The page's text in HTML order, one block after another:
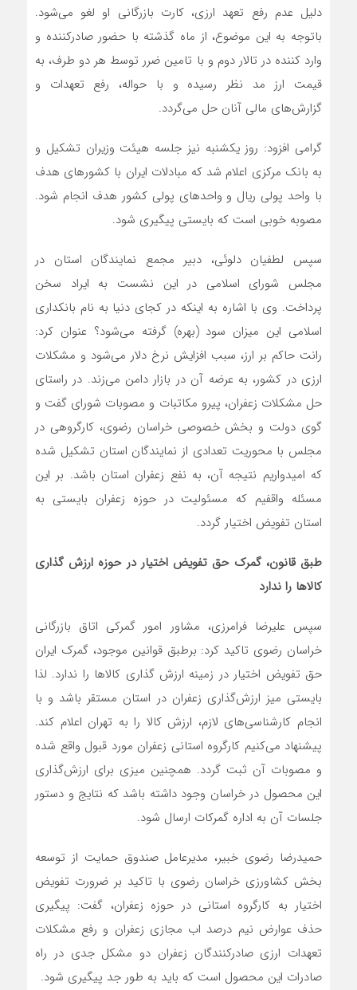
دلیل عدم رفع تعهد ارزی، کارت بازرگانی او لغو می‌شود.
باتوجه به این موضوع، از ماه گذشته با حضور صادرکننده و
وارد کننده در تالار دوم و با تامین ضرر توسط هر دو طرف، به
قیمت ارز مد نظر رسیده و با حواله، رفع تعهدات و
گزارش‌های مالی آنان حل می‌گردد.
گرامی افزود: روز یکشنبه نیز جلسه هیئت وزیران تشکیل و
به بانک مرکزی اعلام شد که مبادلات ایران با کشورهای هدف
با واحد پولی ریال و واحد‌های پولی کشور هدف انجام شود.
مصوبه خوبی است که بایستی پیگیری شود.
سپس لطفیان دلوئی، دبیر مجمع نمایندگان استان در
مجلس شورای اسلامی در این نشست به ایراد سخن
پرداخت. وی با اشاره به اینکه در کجای دنیا به نام بانکداری
اسلامی این میزان سود (بهره) گرفته می‌شود؟ عنوان کرد:
رانت حاکم بر ارز، سبب افزایش نرخ دلار می‌شود و مشکلات
ارزی در کشور، به عرضه آن در بازار دامن می‌زند. در راستای
حل مشکلات زعفران، پیرو مکاتبات و مصوبات شورای گفت و
گوی دولت و بخش خصوصی خراسان رضوی، کارگروهی در
مجلس با محوریت تعدادی از نمایندگان استان تشکیل شده
که امیدواریم نتیجه آن، به نفع زعفران استان باشد. بر این
مسئله واقفیم که مسئولیت در حوزه زعفران بایستی به
استان تفویض اختیار گردد.
طبق قانون، گمرک حق تفویض اختیار در حوزه ارزش گذاری
کالاها را ندارد
سپس علیرضا فرامرزی، مشاور امور گمرکی اتاق بازرگانی
خراسان رضوی تاکید کرد: برطبق قوانین موجود، گمرک ایران
حق تفویض اختیار در زمینه ارزش گذاری کالاها را ندارد. لذا
بایستی میز ارزش‌گذاری زعفران در استان مستقر باشد و با
انجام کارشناسی‌های لازم، ارزش کالا را به تهران اعلام کند.
پیشنهاد می‌کنیم کارگروه استانی زعفران مورد قبول واقع شده
و مصوبات آن ثبت گردد. همچنین میزی برای ارزش‌گذاری
این محصول در خراسان وجود داشته باشد که نتایج و دستور
جلسات آن به اداره گمرکات ارسال شود.
حمیدرضا رضوی خبیر، مدیرعامل صندوق حمایت از توسعه
بخش کشاورزی خراسان رضوی با تاکید بر ضرورت تفویض
اختیار به کارگروه استانی در حوزه زعفران، گفت: پیگیری
حذف عوارض نیم درصد اب مجازی زعفران و رفع مشکلات
تعهدات ارزی صادرکنندگان زعفران دو مشکل جدی در راه
صادرات این محصول است که باید به طور جد پیگیری شود.